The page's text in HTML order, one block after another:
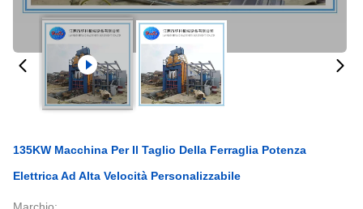
135KW Macchina Per Il Taglio Della Ferraglia Potenza
Elettrica Ad Alta Velocità Personalizzabile